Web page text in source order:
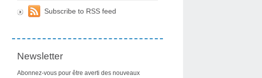
Subscribe to RSS feed
Newsletter
Abonnez-vous pour être averti des nouveaux